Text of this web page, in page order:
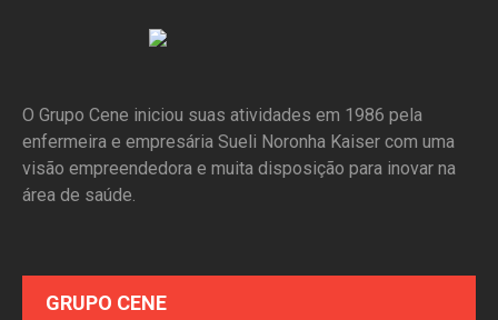
O Grupo Cene iniciou suas atividades em 1986 pela
enfermeira e empresária Sueli Noronha Kaiser com uma
visão empreendedora e muita disposição para inovar na
área de saúde.
GRUPO CENE